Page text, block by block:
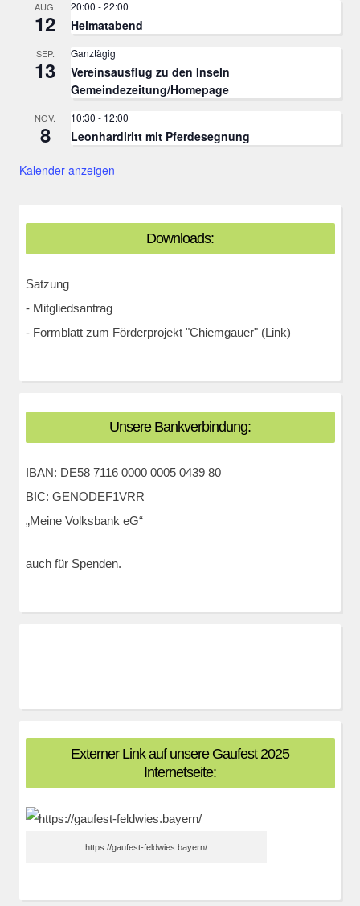
AUG.
12
20:00 -22:00
Heimatabend
SEP.
13
Ganztägig
Vereinsausflug zu den Inseln
Gemeindezeitung/Homepage
NOV.
8
10:30 - 12:00
Leonhardiritt mit Pferdesegnung
Kalender anzeigen
Downloads:
Satzung
- Mitgliedsantrag
- Formblatt zum Förderprojekt "Chiemgauer" (Link)
Unsere Bankverbindung:
IBAN: DE58 7116 0000 0005 0439 80
BIC: GENODEF1VRR
„Meine Volksbank eG“
auch für Spenden.
Externer Link auf unsere Gaufest 2025
Internetseite:
https://gaufest-feldwies.bayern/